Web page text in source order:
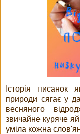
Історія писанок
природи сягає у
весняного
звичайне куряче
уміла кожна